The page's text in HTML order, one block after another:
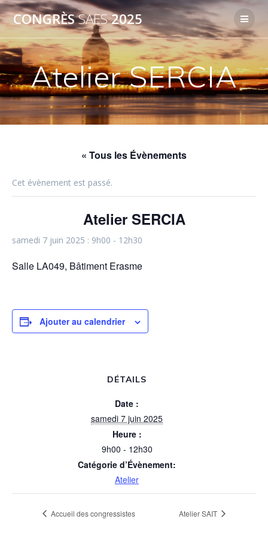
Passer
au
contenu
CONGRÈSSAES2025
Atelier SERCIA
« Tous les Évènements
Cet évènement est passé.
Atelier SERCIA
samedi 7 juin 2025 : 9h00 - 12h30
Salle LA049, Bâtiment Erasme
Ajouter au calendrier
DÉTAILS
Date :
samedi 7 juin 2025
Heure :
9h00 - 12h30
Catégorie d’Évènement:
Atelier
Accueil des congressistes Atelier SAIT